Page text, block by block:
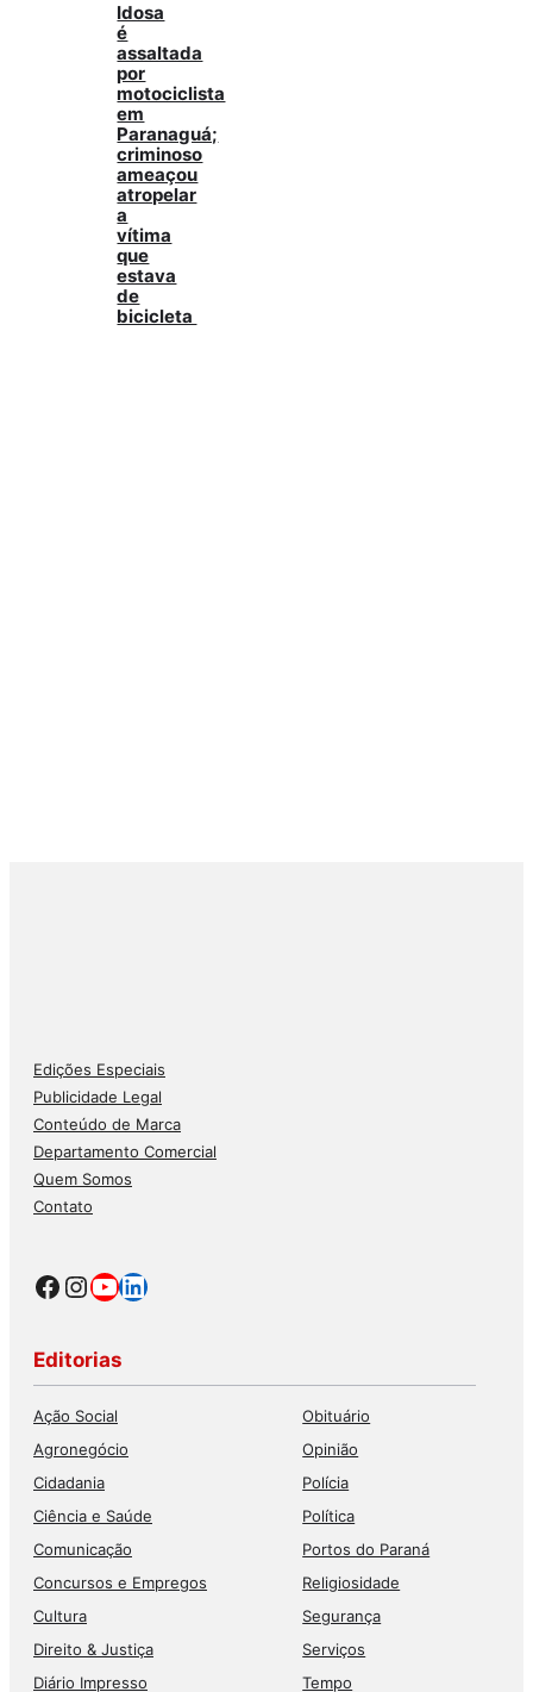
Idosa
é
assaltada
por
motociclista
em
Paranaguá;
criminoso
ameaçou
atropelar
a
vítima
que
estava
de
bicicleta
Edições Especiais
Publicidade Legal
Conteúdo de Marca
Departamento Comercial
Quem Somos
Contato
Facebook
Instagram
Youtube
LinkedIn
Editorias
Ação Social
Agronegócio
Cidadania
Ciência e Saúde
Comunicação
Concursos e Empregos
Cultura
Direito & Justiça
Diário Impresso
Obituário
Opinião
Polícia
Política
Portos do Paraná
Religiosidade
Segurança
Serviços
Tempo